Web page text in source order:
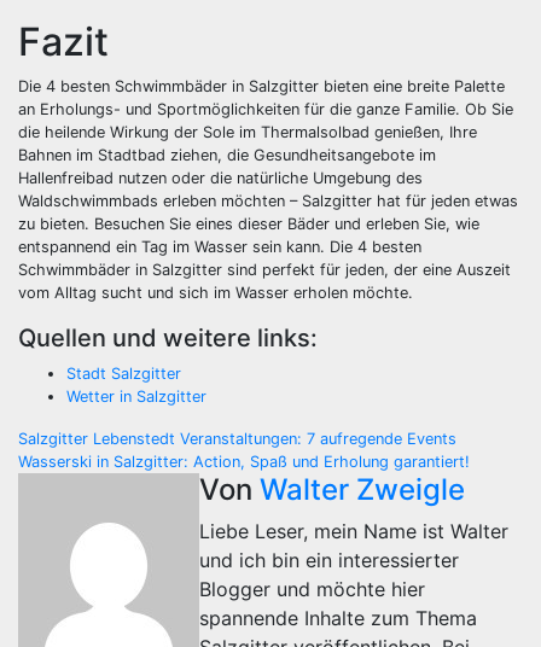
Fazit
Die 4 besten Schwimmbäder in Salzgitter bieten eine breite Palette
an Erholungs- und Sportmöglichkeiten für die ganze Familie. Ob Sie
die heilende Wirkung der Sole im Thermalsolbad genießen, Ihre
Bahnen im Stadtbad ziehen, die Gesundheitsangebote im
Hallenfreibad nutzen oder die natürliche Umgebung des
Waldschwimmbads erleben möchten – Salzgitter hat für jeden etwas
zu bieten. Besuchen Sie eines dieser Bäder und erleben Sie, wie
entspannend ein Tag im Wasser sein kann. Die 4 besten
Schwimmbäder in Salzgitter sind perfekt für jeden, der eine Auszeit
vom Alltag sucht und sich im Wasser erholen möchte.
Quellen und weitere links:
Stadt Salzgitter
Wetter in Salzgitter
Beitragsnavigation
Salzgitter Lebenstedt Veranstaltungen: 7 aufregende Events
Wasserski in Salzgitter: Action, Spaß und Erholung garantiert!
Von Walter Zweigle
Liebe Leser, mein Name ist Walter
und ich bin ein interessierter
Blogger und möchte hier
spannende Inhalte zum Thema